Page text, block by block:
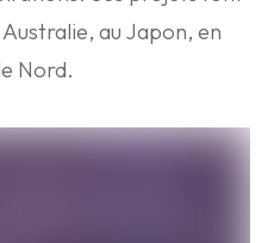
au Japon, en
Nord.